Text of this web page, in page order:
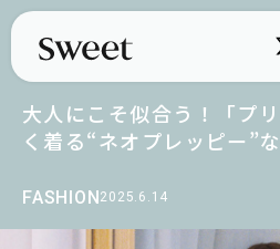
FASHION2025.6.14
大人にこそ似合う！「プ
く着る“ネオプレッピー”